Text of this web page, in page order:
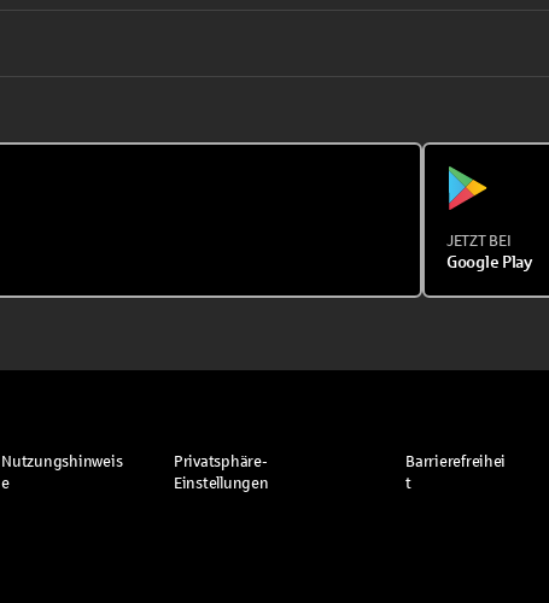
JETZT BEI
Google Play
Nutzungshinweis
e
Privatsphäre-
Einstellungen
Barrierefreihei
t